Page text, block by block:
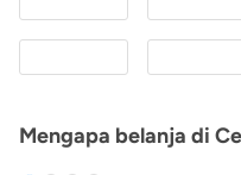
Mengapa belanja di